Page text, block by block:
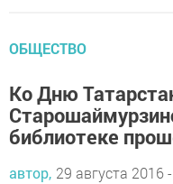
ОБЩЕСТВО
Ко Дню
библиотеке
автор, 29 августа 2016